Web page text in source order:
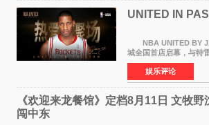
UNITED IN
NBA UNITED BY
城全国首店启幕，与特
爱 2026 年7 月21 日
州正弘城正式启幕。
娱乐评论
《欢迎来龙餐馆》定档8月11日 文牧
闯中东